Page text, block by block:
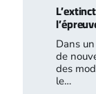
Dans
de
des
le…